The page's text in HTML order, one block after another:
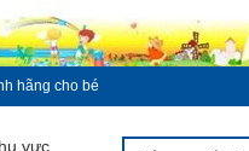
hãng cho bé
vực